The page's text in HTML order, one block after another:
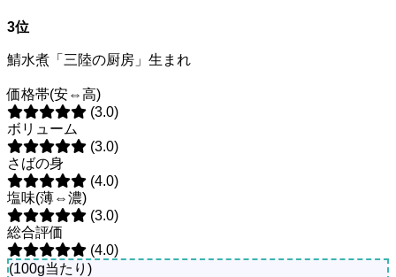
3位
鯖水煮「三陸の厨房」生まれ
価格帯(安⇔高)
(3.0)
ボリューム
(3.0)
さばの身
(4.0)
塩味(薄⇔濃)
(3.0)
総合評価
(4.0)
(100g当たり)